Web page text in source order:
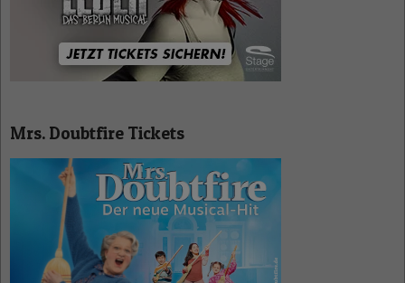
Mrs. Doubtfire Tickets